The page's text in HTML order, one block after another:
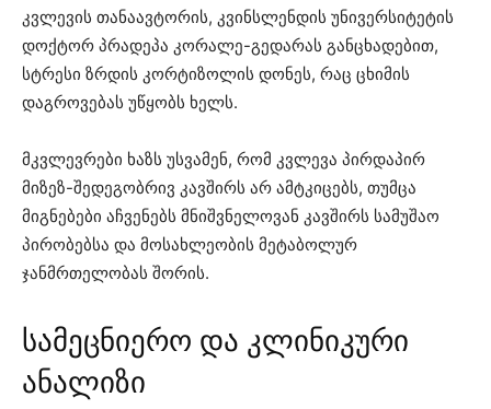
კვლევის თანაავტორის, კვინსლენდის უნივერსიტეტის
დოქტორ პრადეპა კორალე-გედარას განცხადებით,
სტრესი ზრდის კორტიზოლის დონეს, რაც ცხიმის
დაგროვებას უწყობს ხელს.
მკვლევრები ხაზს უსვამენ, რომ კვლევა პირდაპირ
მიზეზ-შედეგობრივ კავშირს არ ამტკიცებს, თუმცა
მიგნებები აჩვენებს მნიშვნელოვან კავშირს სამუშაო
პირობებსა და მოსახლეობის მეტაბოლურ
ჯანმრთელობას შორის.
სამეცნიერო და კლინიკური
ანალიზი